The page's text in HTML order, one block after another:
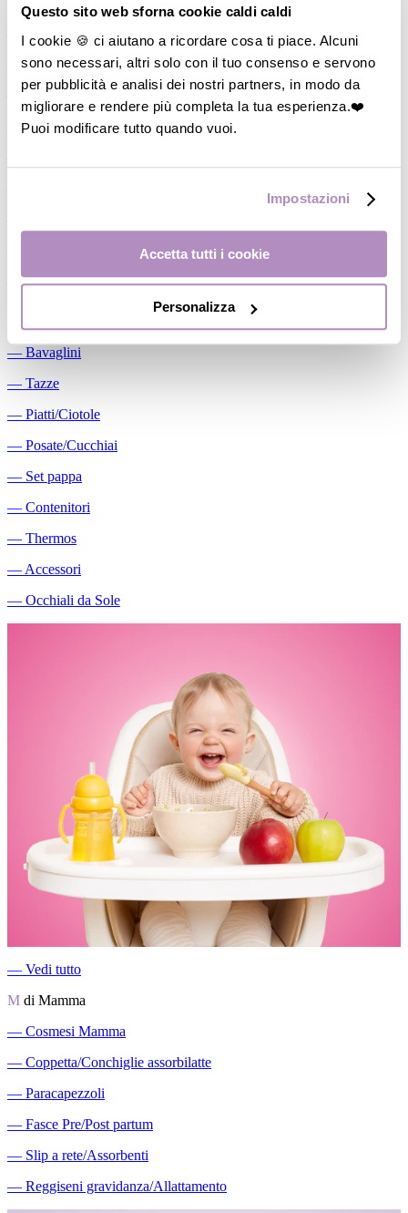
Questo sito web sforna cookie caldi caldi
I cookie 🍪 ci aiutano a ricordare cosa ti piace. Alcuni
sono necessari, altri solo con il tuo consenso e servono
per pubblicità e analisi dei nostri partners, in modo da
migliorare e rendere più completa la tua esperienza.❤️
Puoi modificare tutto quando vuoi.
Impostazioni
Accetta tutti i cookie
Personalizza
―
Cuscini allattamento
―Biberon
―
Tettarelle
―Succhietti
Conservalatte Materno
―Massaggiagengive
― Bavaglini
― Tazze
― Piatti/Ciotole
― Posate/Cucchiai
― Set pappa
― Contenitori
― Thermos
― Accessori
― Occhiali da Sole
― Vedi tutto
M di Mamma
― Cosmesi Mamma
― Coppetta/Conchiglie assorbilatte
― Paracapezzoli
― Fasce Pre/Post partum
― Slip a rete/Assorbenti
― Reggiseni gravidanza/Allattamento